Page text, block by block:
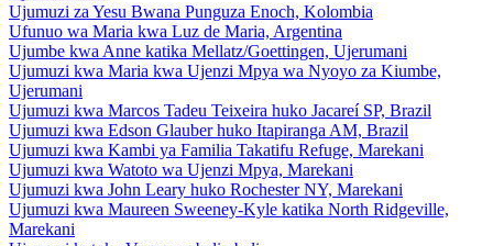
Ujumuzi za Yesu Bwana Punguza Enoch, Kolombia
Ufunuo wa Maria kwa Luz de Maria, Argentina
Ujumbe kwa Anne katika Mellatz/Goettingen, Ujerumani
Ujumuzi kwa Maria kwa Ujenzi Mpya wa Nyoyo za Kiumbe,
Ujerumani
Ujumuzi kwa Marcos Tadeu Teixeira huko Jacareí SP, Brazil
Ujumuzi kwa Edson Glauber huko Itapiranga AM, Brazil
Ujumuzi kwa Kambi ya Familia Takatifu Refuge, Marekani
Ujumuzi kwa Watoto wa Ujenzi Mpya, Marekani
Ujumuzi kwa John Leary huko Rochester NY, Marekani
Ujumuzi kwa Maureen Sweeney-Kyle katika North Ridgeville,
Marekani